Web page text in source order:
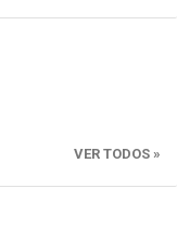
VER TODOS »